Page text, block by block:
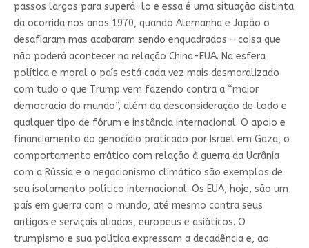
passos largos para superá-lo e essa é uma situação distinta
da ocorrida nos anos 1970, quando Alemanha e Japão o
desafiaram mas acabaram sendo enquadrados – coisa que
não poderá acontecer na relação China-EUA. Na esfera
política e moral o país está cada vez mais desmoralizado
com tudo o que Trump vem fazendo contra a “maior
democracia do mundo”, além da desconsideração de todo e
qualquer tipo de fórum e instância internacional. O apoio e
financiamento do genocídio praticado por Israel em Gaza, o
comportamento errático com relação à guerra da Ucrânia
com a Rússia e o negacionismo climático são exemplos de
seu isolamento político internacional. Os EUA, hoje, são um
país em guerra com o mundo, até mesmo contra seus
antigos e serviçais aliados, europeus e asiáticos. O
trumpismo e sua política expressam a decadência e, ao